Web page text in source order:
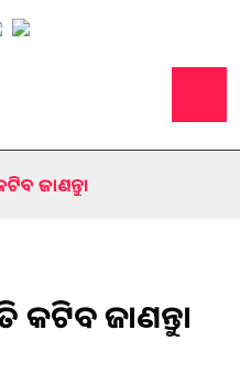
ଜାଣନ୍ତୁ।
କଟିବ ଜାଣନ୍ତୁ।